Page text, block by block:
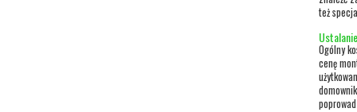
też
Ogólny
cenę